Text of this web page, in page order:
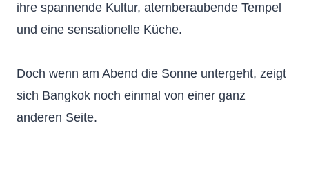
ihre spannende Kultur, atemberaubende Tempel
und eine sensationelle Küche.
Doch wenn am Abend die Sonne untergeht, zeigt
sich Bangkok noch einmal von einer ganz
anderen Seite.